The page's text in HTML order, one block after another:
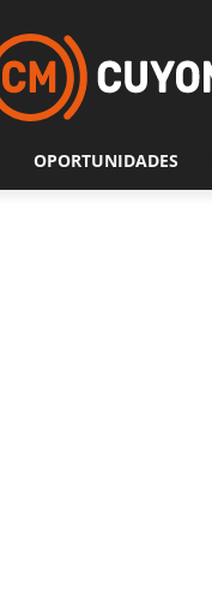
OPORTUNIDADES